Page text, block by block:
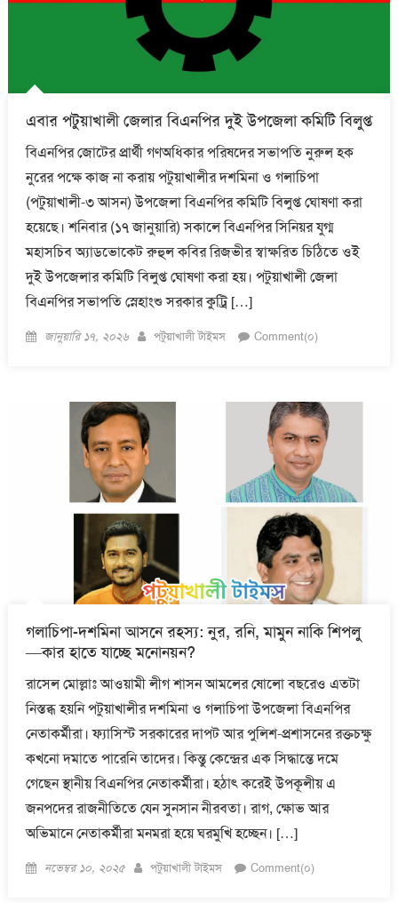
এবার পটুয়াখালী জেলার বিএনপির দুই উপজেলা কমিটি বিলুপ্ত
বিএনপির জোটের প্রার্থী গণঅধিকার পরিষদের সভাপতি নুরুল হক
নুরের পক্ষে কাজ না করায় পটুয়াখালীর দশমিনা ও গলাচিপা
(পটুয়াখালী-৩ আসন) উপজেলা বিএনপির কমিটি বিলুপ্ত ঘোষণা করা
হয়েছে। শনিবার (১৭ জানুয়ারি) সকালে বিএনপির সিনিয়র যুগ্ম
মহাসচিব অ্যাডভোকেট রুহুল কবির রিজভীর স্বাক্ষরিত চিঠিতে ওই
দুই উপজেলার কমিটি বিলুপ্ত ঘোষণা করা হয়। পটুয়াখালী জেলা
বিএনপির সভাপতি স্নেহাংশু সরকার কুট্রি […]
Posted
জানুয়ারি ১৭, ২০২৬ Author
পটুয়াখালী টাইমস Comment(০)
গলাচিপা-দশমিনা আসনে রহস্য: নুর, রনি, মামুন নাকি শিপলু
—কার হাতে যাচ্ছে মনোনয়ন?
রাসেল মোল্লাঃ আওয়ামী লীগ শাসন আমলের ষোলো বছরেও এতটা
নিস্তব্ধ হয়নি পটুয়াখালীর দশমিনা ও গলাচিপা উপজেলা বিএনপির
নেতাকর্মীরা। ফ্যাসিস্ট সরকারের দাপট আর পুলিশ-প্রশাসনের রক্তচক্ষু
কখনো দমাতে পারেনি তাদের। কিন্তু কেন্দ্রের এক সিদ্ধান্তে দমে
গেছেন স্থানীয় বিএনপির নেতাকর্মীরা। হঠাৎ করেই উপকূলীয় এ
জনপদের রাজনীতিতে যেন সুনসান নীরবতা। রাগ, ক্ষোভ আর
অভিমানে নেতাকর্মীরা মনমরা হয়ে ঘরমুখি হচ্ছেন। […]
Posted
নভেম্বর ১০, ২০২৫ Author
পটুয়াখালী টাইমস Comment(০)